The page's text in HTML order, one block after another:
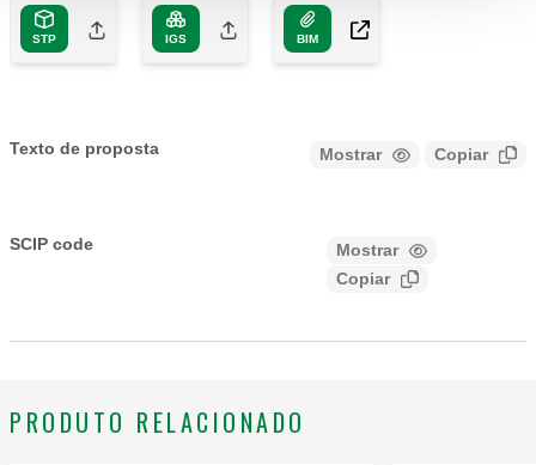
STP IGS BIM
Texto de proposta Mostrar Copiar
termostatizáveis e termostáticas. Sensor incorporado com
elemento sensível líquido. Escala graduada de ❄ a 5
SCIP code
Mostrar
Copiar
PRODUTO RELACIONADO